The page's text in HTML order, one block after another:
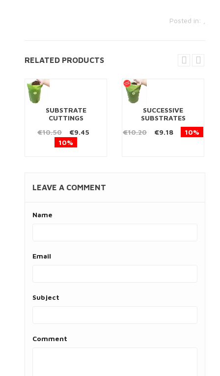
Posted in:
RELATED PRODUCTS
SUBSTRATE
CUTTINGS
€10.50
€9.45
10%
SUCCESSIVE
SUBSTRATES
€10.20
€9.18 10%
LEAVE A COMMENT
Name
Email
Subject
Comment